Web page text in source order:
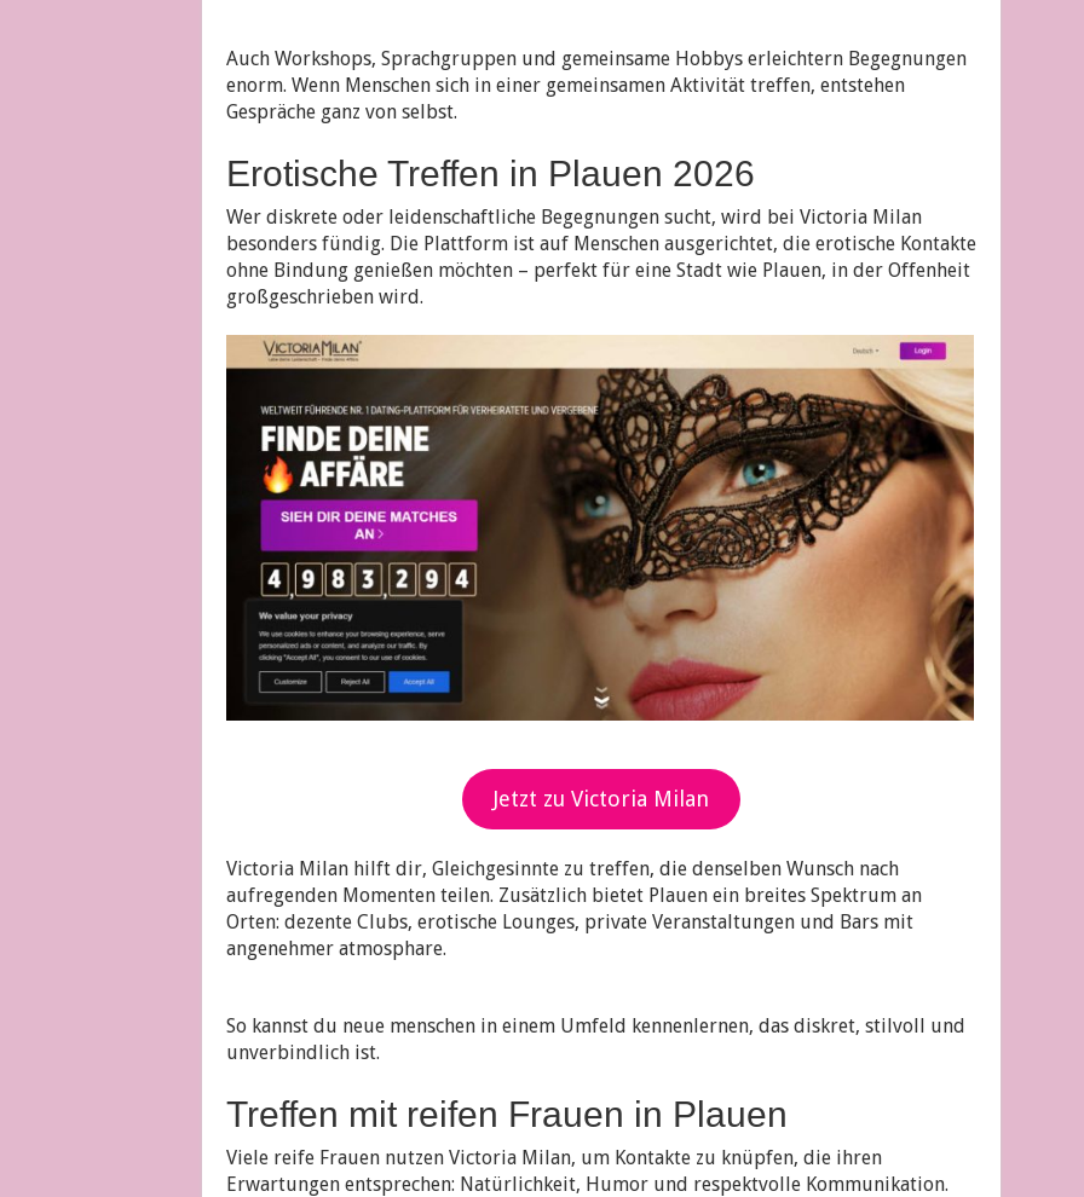
Auch Workshops, Sprachgruppen und gemeinsame Hobbys erleichtern Begegnungen
enorm. Wenn Menschen sich in einer gemeinsamen Aktivität treffen, entstehen
Gespräche ganz von selbst.
Erotische Treffen in Plauen 2026
Wer diskrete oder leidenschaftliche Begegnungen sucht, wird bei Victoria Milan
besonders fündig. Die Plattform ist auf Menschen ausgerichtet, die erotische Kontakte
ohne Bindung genießen möchten – perfekt für eine Stadt wie Plauen, in der Offenheit
großgeschrieben wird.
Jetzt zu Victoria Milan
Victoria Milan hilft dir, Gleichgesinnte zu treffen, die denselben Wunsch nach
aufregenden Momenten teilen. Zusätzlich bietet Plauen ein breites Spektrum an
Orten: dezente Clubs, erotische Lounges, private Veranstaltungen und Bars mit
angenehmer atmosphare.
So kannst du neue menschen in einem Umfeld kennenlernen, das diskret, stilvoll und
unverbindlich ist.
Treffen mit reifen Frauen in Plauen
Viele reife Frauen nutzen Victoria Milan, um Kontakte zu knüpfen, die ihren
Erwartungen entsprechen: Natürlichkeit, Humor und respektvolle Kommunikation.